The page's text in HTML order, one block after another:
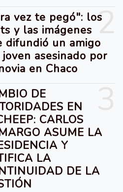
2
vez te pegó": los
y las imágenes
difundió un amigo
asesinado por
en Chaco
DE
EN
CARLOS
ASUME LA
Y
LA
DE LA